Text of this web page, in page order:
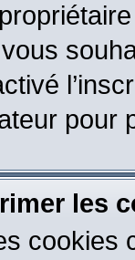
pour
les
cookies